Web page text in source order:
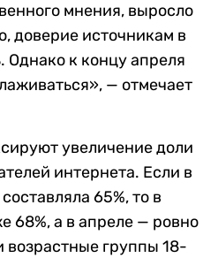
мнения, выросло
доверие источникам в
Однако к концу апреля
— отмечает
увеличение доли
интернета. Если в
65%, то в
68%, а в апреле — ровно
возрастные группы 18-